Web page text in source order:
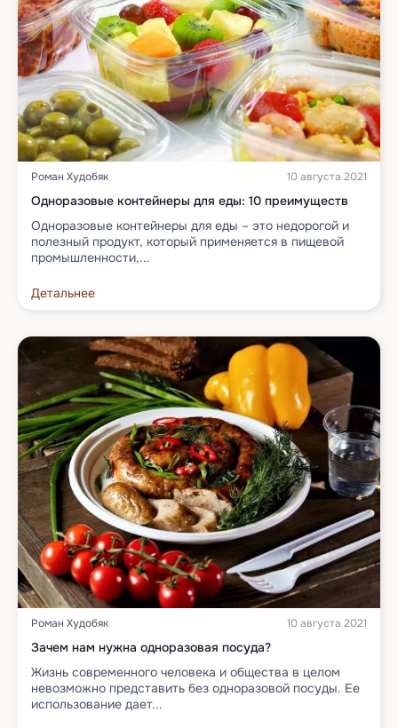
Роман Худобяк 10 августа 2021
Одноразовые контейнеры для еды: 10 преимуществ
Одноразовые контейнеры для еды – это недорогой и
полезный продукт, который применяется в пищевой
промышленности,...
Детальнее
Роман Худобяк 10 августа 2021
Зачем нам нужна одноразовая посуда?
Жизнь современного человека и общества в целом
невозможно представить без одноразовой посуды. Ее
использование дает...